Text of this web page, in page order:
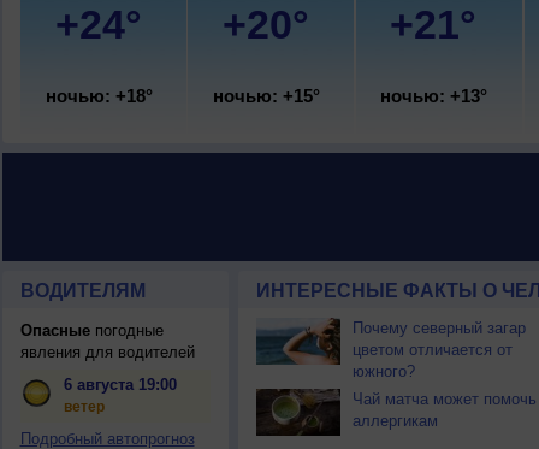
+24°
ночью: +18°
+20°
ночью: +15°
+21°
ночью: +13°
ВОДИТЕЛЯМ
Опасныепогодные
явления для водителей
6 августа 19:00
ветер
Подробный автопрогноз
ИНТЕРЕСНЫЕ ФАКТЫ О
Почему северный загар
цветом отличается от
южного?
Чай матча может помочь
аллергикам